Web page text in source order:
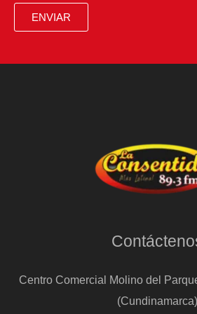
Ciudad
ENVIAR
Centro Comercial Molino del
(Cundinamarca)